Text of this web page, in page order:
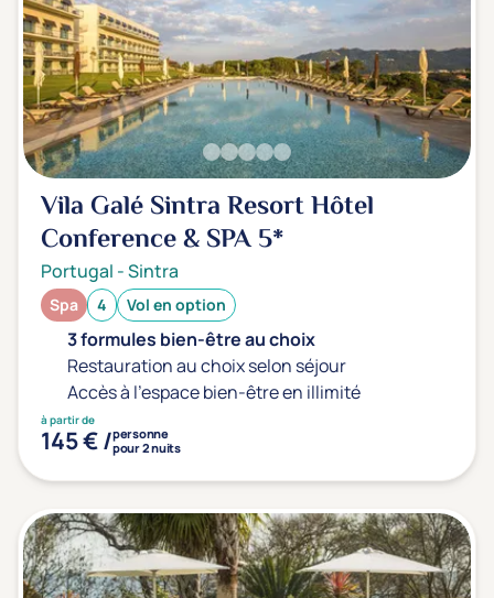
Vila Galé Sintra Resort Hôtel
Conference & SPA5*
Portugal -Sintra
Spa 4 Vol en option
3 formules bien-être au choix
Restauration au choix selon séjour
Accès à l'espace bien-être en illimité
à partir de
145 € /personne
pour 2 nuits